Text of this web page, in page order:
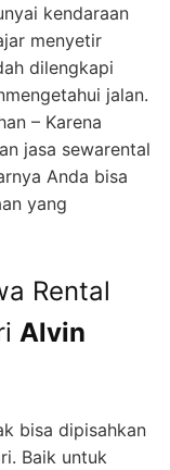
kendaraan
menyetir
dilengkapi
jalan.
– Karena
jasa sewarental
Anda bisa
yang
Rental
Alvin
bisa dipisahkan
Baik untuk